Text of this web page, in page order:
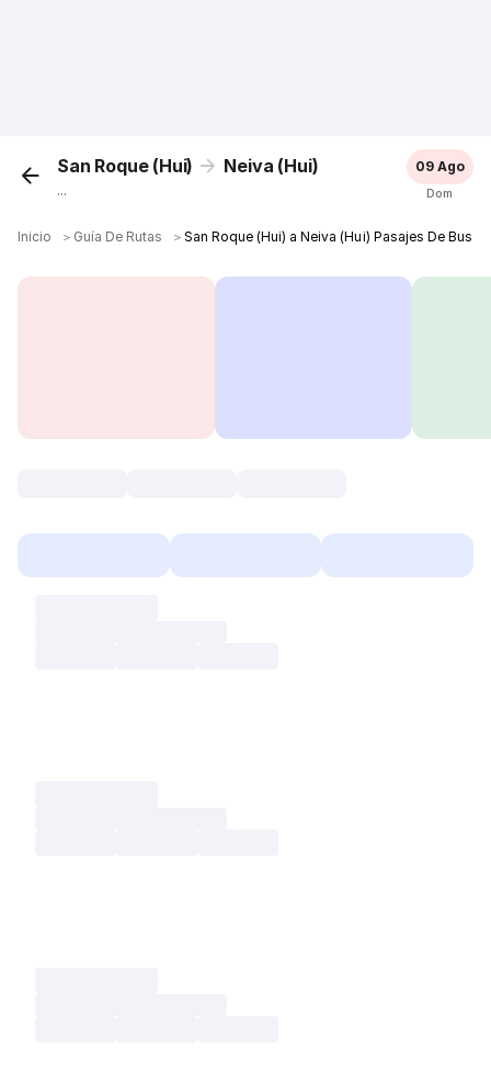
San Roque (Hui) Neiva (Hui)
...
09 Ago
Dom
Inicio ＞ Guía De Rutas ＞ San Roque (Hui) a Neiva (Hui) Pasajes De Bus